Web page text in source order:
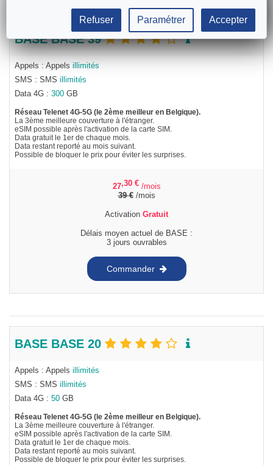
BASE BASE 39
Appels : Appels illimités
SMS : SMS illimités
Data 4G : 300 GB
Réseau Telenet 4G-5G (le 2ème meilleur en Belgique).
La 3ème meilleure couverture à l'étranger.
eSIM possible après l'activation de la carte SIM.
Data gratuit le 1er de chaque mois.
Data restant reporté au mois suivant.
Possible de bloquer le prix pour éviter les surprises.
27,30 € /mois
39€/mois
Activation Gratuit
Délais moyen actuel de BASE :
3 jours ouvrables
Commander
BASE BASE 20
Appels : Appels illimités
SMS : SMS illimités
Data 4G : 50 GB
Réseau Telenet 4G-5G (le 2ème meilleur en Belgique).
La 3ème meilleure couverture à l'étranger.
eSIM possible après l'activation de la carte SIM.
Data gratuit le 1er de chaque mois.
Data restant reporté au mois suivant.
Possible de bloquer le prix pour éviter les surprises.
Refuser Paramétrer Accepter